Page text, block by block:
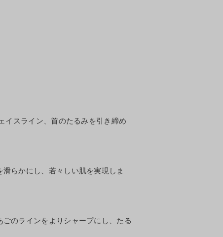
イスライン、首のたるみを引き締め
らかにし、若々しい肌を実現しま
のラインをよりシャープにし、たる